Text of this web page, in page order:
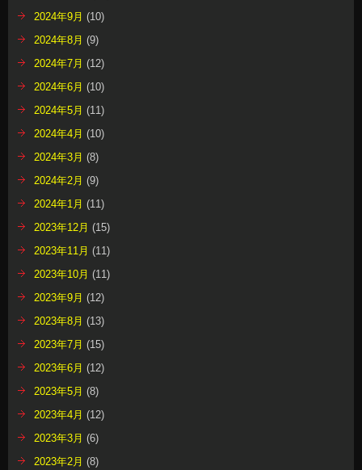
2024年9月 (10)
2024年8月 (9)
2024年7月 (12)
2024年6月 (10)
2024年5月 (11)
2024年4月 (10)
2024年3月 (8)
2024年2月 (9)
2024年1月 (11)
2023年12月 (15)
2023年11月 (11)
2023年10月 (11)
2023年9月 (12)
2023年8月 (13)
2023年7月 (15)
2023年6月 (12)
2023年5月 (8)
2023年4月 (12)
2023年3月 (6)
2023年2月 (8)